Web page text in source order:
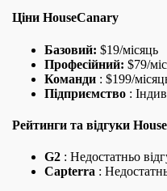
Ціни HouseCanary
Базовий: $19/місяць
Професійний: $79/
Команди : $199/
Підприємство :
Рейтинги та відгуки
G2 : Недостатньо
Capterra :